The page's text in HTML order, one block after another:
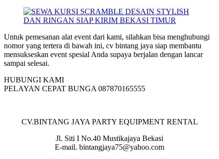
Untuk pemesanan alat event dari kami, silahkan bisa menghubungi
nomor yang tertera di bawah ini, cv bintang jaya siap membantu
mensukseskan event spesial Anda supaya berjalan dengan lancar
sampai selesai.
HUBUNGI KAMI
PELAYAN CEPAT BUNGA 087870165555
CV.BINTANG JAYA PARTY EQUIPMENT RENTAL
Jl. Siti I No.40 Mustikajaya Bekasi
E-mail. bintangjaya75@yahoo.com